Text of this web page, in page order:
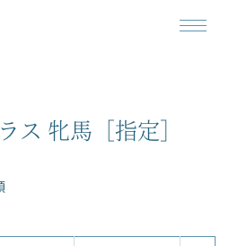
ス 牝馬［指定］